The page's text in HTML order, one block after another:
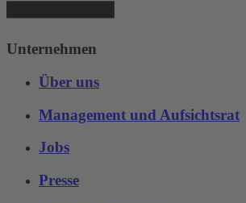
Unternehmen
Über uns
Management und Aufsichtsrat
Jobs
Presse